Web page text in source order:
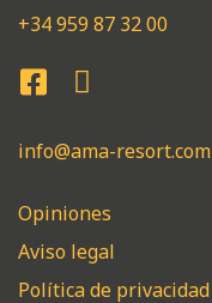
+34 959 87 32 00
info@ama-resort.com
Opiniones
Aviso legal
Política de privacidad